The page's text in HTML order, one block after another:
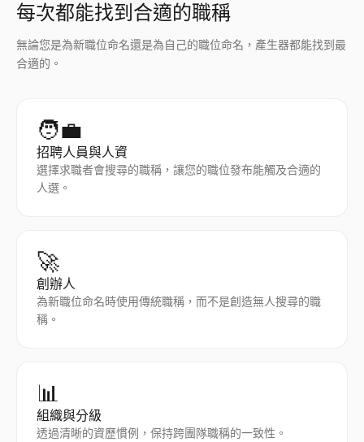
每次都能找到合適的職稱
無論您是為新職位命名還是為自己的職位命名，產生器都能找到最
合適的。
🧑‍💼
招聘人員與人資
選擇求職者會搜尋的職稱，讓您的職位發布能觸及合適的
人選。
🚀
創辦人
為新職位命名時使用傳統職稱，而不是創造無人搜尋的職
稱。
📊
組織與分級
透過清晰的資歷慣例，保持跨團隊職稱的一致性。